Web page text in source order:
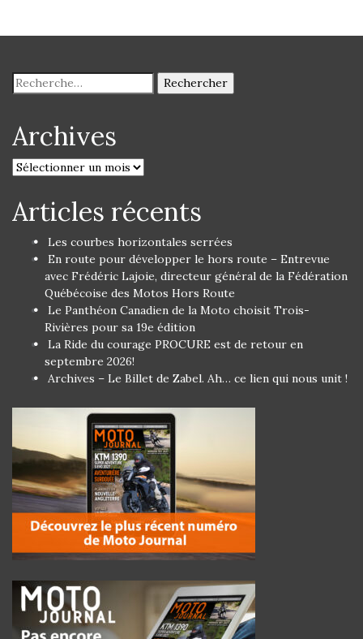
Archives
Articles récents
Les courbes horizontales serrées
En route pour développer le hors route – Entrevue
avec Frédéric Lajoie, directeur général de la Fédération
Québécoise des Motos Hors Route
Le Panthéon Canadien de la Moto choisit Trois-
Rivières pour sa 19e édition
La Ride du courage PROCURE est de retour en
septembre 2026!
Archives – Le Billet de Zabel. Ah… ce lien qui nous unit !